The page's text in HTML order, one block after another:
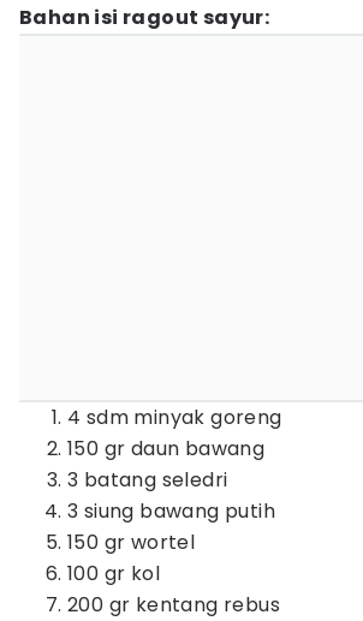
Bahan isi ragout sayur:
4 sdm minyak goreng
150 gr daun bawang
3 batang seledri
3 siung bawang putih
150 gr wortel
100 gr kol
200 gr kentang rebus